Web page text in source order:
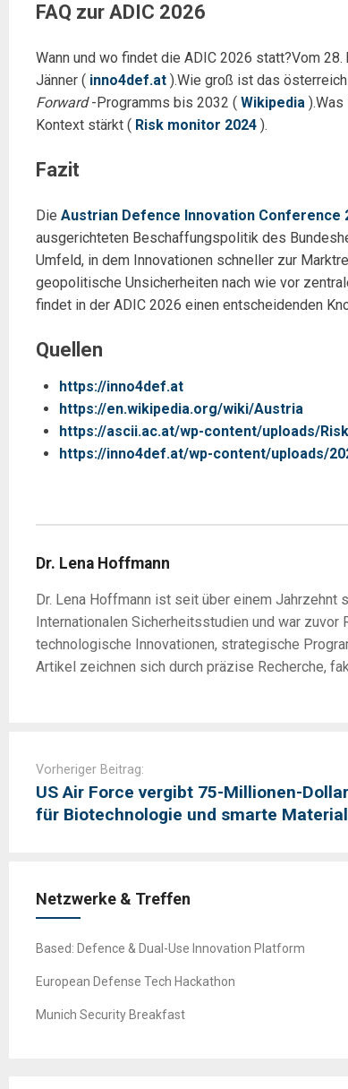
FAQ zur ADIC 2026
Wann und wo findet die ADIC 2026 statt?Vom
Jänner ( inno4def.at ).Wie groß ist das
Forward-Programms bis 2032 ( Wikipedia
Kontext stärkt ( Risk monitor 2024 ).
Fazit
Die Austrian Defence Innovation Conference
ausgerichteten Beschaffungspolitik des
Umfeld, in dem Innovationen schneller zur
geopolitische Unsicherheiten nach wie vor
findet in der ADIC 2026 einen entscheidenden
Quellen
https://inno4def.at
https://en.wikipedia.org/wiki/Austria
https://ascii.ac.at/wp-content/uploads/
https://inno4def.at/wp-content/uploads/
Dr. Lena Hoffmann
Dr. Lena Hoffmann ist seit über einem
Internationalen Sicherheitsstudien und war
technologische Innovationen, strategische
Artikel zeichnen sich durch präzise Recherche,
navigation
Vorheriger Beitrag:
US Air Force vergibt 75-Millionen-
für Biotechnologie und smarte
Netzwerke & Treffen
Based: Defence & Dual-Use Innovation Platform
European Defense Tech Hackathon
Munich Security Breakfast